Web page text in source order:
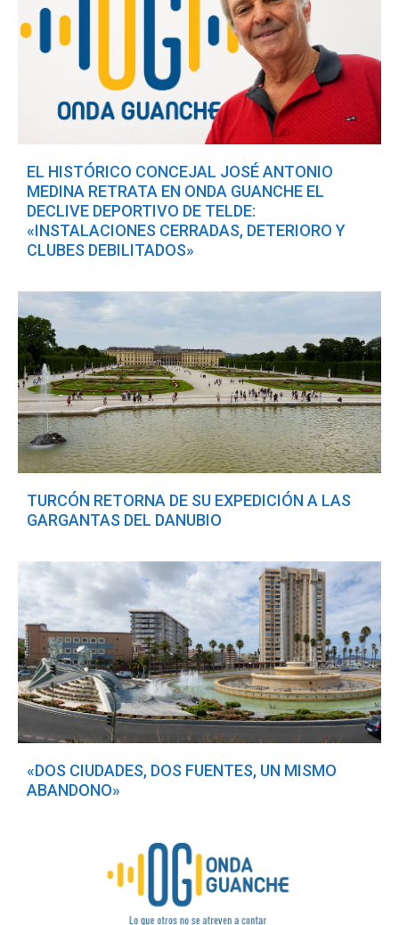
EL HISTÓRICO CONCEJAL JOSÉ ANTONIO
MEDINA RETRATA EN ONDA GUANCHE EL
DECLIVE DEPORTIVO DE TELDE:
«INSTALACIONES CERRADAS, DETERIORO Y
CLUBES DEBILITADOS»
TURCÓN RETORNA DE SU EXPEDICIÓN A LAS
GARGANTAS DEL DANUBIO
«DOS CIUDADES, DOS FUENTES, UN MISMO
ABANDONO»